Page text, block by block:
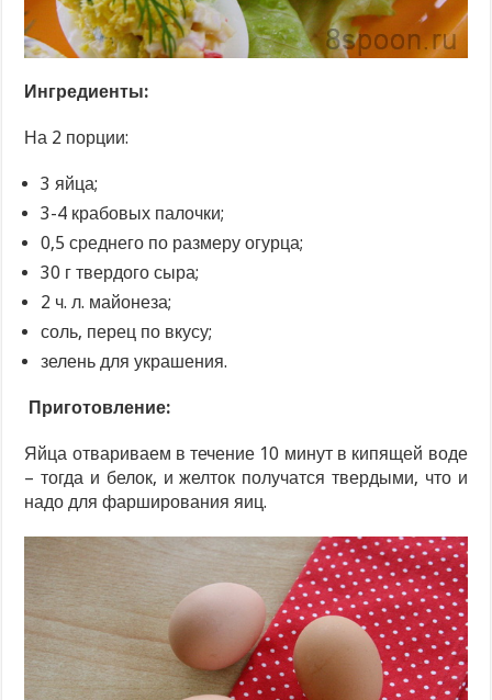
Ингредиенты:
На 2 порции:
3 яйца;
3-4 крабовых палочки;
0,5 среднего по размеру огурца;
30 г твердого сыра;
2 ч. л. майонеза;
соль, перец по вкусу;
зелень для украшения.
Приготовление:
Яйца отвариваем в течение 10 минут в кипящей воде
– тогда и белок, и желток получатся твердыми, что и
надо для фарширования яиц.